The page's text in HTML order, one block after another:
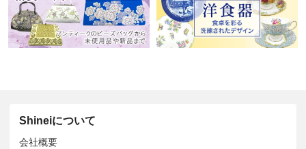
Shineiについて
会社概要